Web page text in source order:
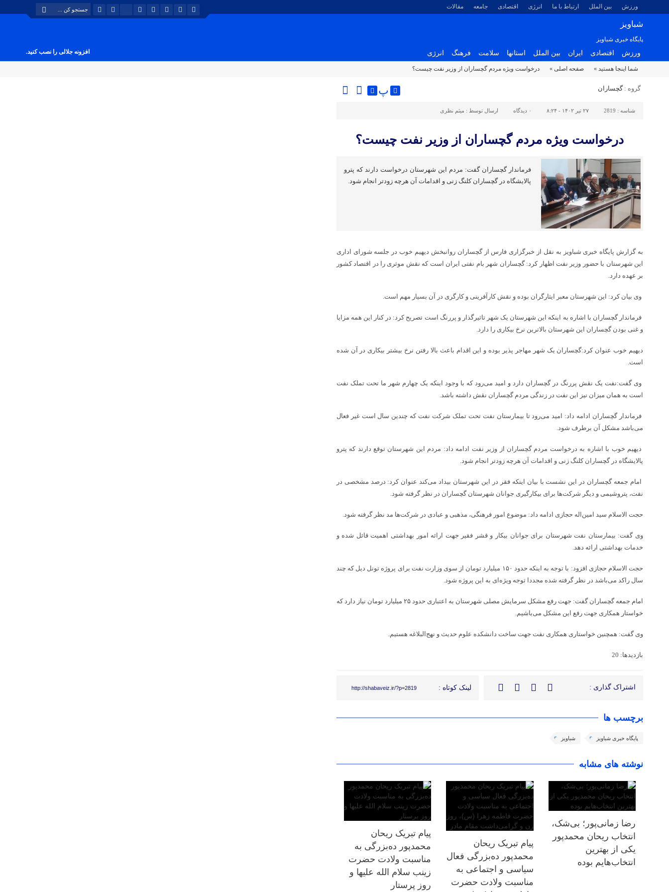
ورزش بین الملل ارتباط با ما انرژی اقتصادی جامعه مقالات
شباویز
پایگاه خبری شباویز
ورزش اقتصادی ایران بین الملل استانها سلامت فرهنگ انرژی افزونه جلالی را نصب کنید.
شما اینجا هستید » صفحه اصلی » درخواست ویژه مردم گچساران از وزیر نفت چیست؟
گروه :گچساران پ
شناسه : 2819 ۲۷ تیر ۱۴۰۲ - ۸:۲۴ ۰ دیدگاه ارسال توسط : میثم نظری
درخواست ویژه مردم گچساران از وزیر نفت چیست؟
فرماندار گچساران گفت: مردم این شهرستان درخواست دارند که پترو
پالایشگاه در گچساران کلنگ زنی و اقدامات آن هرچه زودتر انجام شود.
به گزارش پایگاه خبری شباویز به نقل از خبرگزاری فارس از گچساران روانبخش دیهیم خوب در جلسه شورای اداری
این شهرستان با حضور وزیر نفت اظهار کرد: گچساران شهر بام نفتی ایران است که نقش موثری را در اقتصاد کشور
بر عهده دارد.
وی بیان کرد: این شهرستان معبر ایثارگران بوده و نقش کارآفرینی و کارگری در آن بسیار مهم است.
فرماندار گچساران با اشاره به اینکه این شهرستان یک شهر تاثیرگذار و پررنگ است تصریح کرد: در کنار این همه مزایا
و غنی بودن گچساران این شهرستان بالاترین نرخ بیکاری را دارد.
دیهیم خوب عنوان کرد:گچساران یک شهر مهاجر پذیر بوده و این اقدام باعث بالا رفتن نرخ بیشتر بیکاری در آن شده
است.
وی گفت:نفت یک نقش پررنگ در گچساران دارد و امید می‌رود که با وجود اینکه یک چهارم شهر ما تحت تملک نفت
است به همان میزان نیز این نفت در زندگی مردم گچساران نقش داشته باشد.
فرماندار گچساران ادامه داد: امید می‌رود تا بیمارستان نفت تحت تملک شرکت نفت که چندین سال است غیر فعال
می‌باشد مشکل آن برطرف شود.
دیهیم خوب با اشاره به درخواست مردم گچساران از وزیر نفت ادامه داد: مردم این شهرستان توقع دارند که پترو
پالایشگاه در گچساران کلنگ زنی و اقدامات آن هرچه زودتر انجام شود.
امام جمعه گچساران در این نشست با بیان اینکه فقر در این شهرستان بیداد می‌کند عنوان کرد: درصد مشخصی در
نفت، پتروشیمی و دیگر شرکت‌ها برای بیکارگیری جوانان شهرستان گچساران در نظر گرفته شود.
حجت الاسلام سید امین‌اله حجازی ادامه داد: موضوع امور فرهنگی، مذهبی و عبادی در شرکت‌ها مد نظر گرفته شود.
وی گفت: بیمارستان نفت شهرستان برای جوانان بیکار و قشر فقیر جهت ارائه امور بهداشتی اهمیت قائل شده و
خدمات بهداشتی ارائه دهد‌.
حجت الاسلام حجازی افزود: با توجه به اینکه حدود ۱۵۰ میلیارد تومان از سوی وزارت نفت برای پروژه تونل دیل که چند
سال راکد می‌باشد در نظر گرفته شده مجددا توجه ویژه‌ای به این پروژه شود.
امام جمعه گچساران گفت: جهت رفع مشکل سرمایش مصلی شهرستان به اعتباری حدود ۲۵ میلیارد تومان نیاز دارد که
خواستار همکاری جهت رفع این مشکل می‌باشیم.
وی گفت: همچنین خواستاری همکاری نفت جهت ساخت دانشکده علوم حدیث و نهج‌البلاغه هستیم.
بازدیدها: 20
اشتراک گذاری : لینک کوتاه : http://shabaveiz.ir/?p=2819
برچسب ها
پایگاه خبری شباویز شباویز
نوشته های مشابه
رضا زمانی‌پور؛ بی‌شک،
انتخاب ریحان محمدپور
یکی از بهترین
انتخاب‌هایم‌ بوده
پیام تبریک ریحان
محمدپور ده‌بزرگی فعال
سیاسی و اجتماعی به
مناسبت ولادت حضرت
پیام تبریک ریحان
محمدپور ده‌بزرگی به
مناسبت ولادت حضرت
زینب سلام الله علیها و
روز پرستار